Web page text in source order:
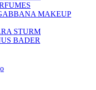
MAKEUP
STURM
BADER